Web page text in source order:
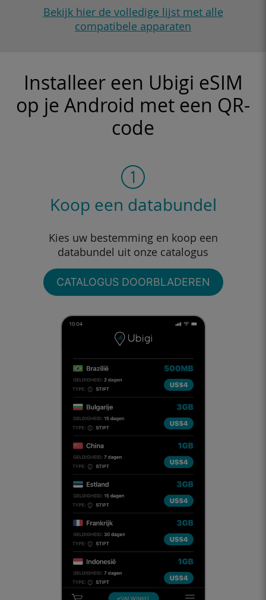
Bekijk hier de volledige lijst met alle
compatibele apparaten
Installeer een Ubigi eSIM
op je Android met een QR-
code
Koop een databundel
Kies uw bestemming en koop een
databundel uit onze catalogus
CATALOGUS DOORBLADEREN